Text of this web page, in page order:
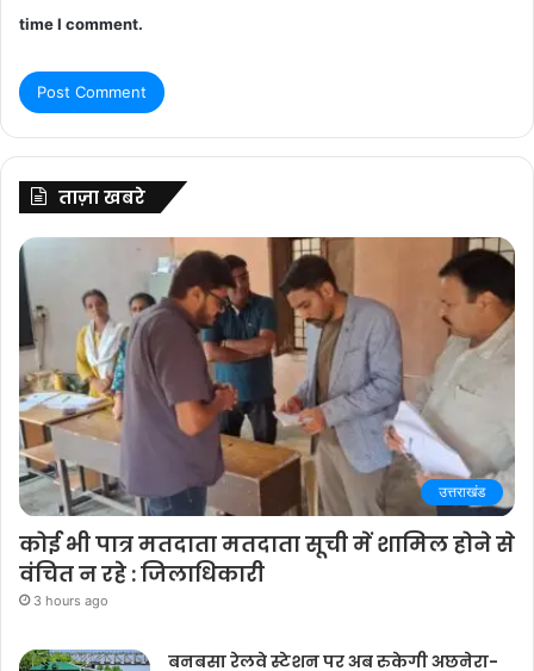
time I comment.
ताज़ा खबरे
उत्तराखंड
कोई भी पात्र मतदाता मतदाता सूची में शामिल होने से
वंचित न रहे : जिलाधिकारी
3 hours ago
बनबसा रेलवे स्टेशन पर अब रुकेगी अछनेरा-